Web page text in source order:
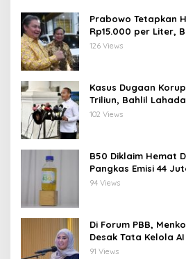
Prabowo Tetapkan
Rp15.000 per Liter,
30-200 GT
126 Views
Kasus Dugaan
Triliun, Bahlil
Data
102 Views
B50 Diklaim Hemat
Pangkas Emisi 44
94 Views
Di Forum PBB,
Desak Tata Kelola
Perlindungan Anak
91 Views